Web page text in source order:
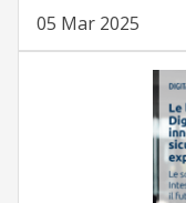
05 Mar 2025